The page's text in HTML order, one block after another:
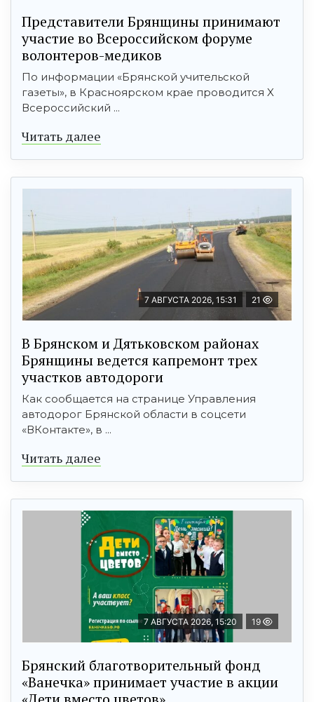
Представители Брянщины принимают
участие во Всероссийском форуме
волонтеров-медиков
По информации «Брянской учительской
газеты», в Красноярском крае проводится X
Всероссийский ...
Читать далее
7 АВГУСТА 2026, 15:31 21
В Брянском и Дятьковском районах
Брянщины ведется капремонт трех
участков автодороги
Как сообщается на странице Управления
автодорог Брянской области в соцсети
«ВКонтакте», в ...
Читать далее
7 АВГУСТА 2026, 15:20 19
Брянский благотворительный фонд
«Ванечка» принимает участие в акции